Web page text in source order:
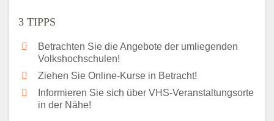
3 TIPPS
Betrachten Sie die Angebote der umliegenden
Volkshochschulen!
Ziehen Sie Online-Kurse in Betracht!
Informieren Sie sich über VHS-Veranstaltungsorte
in der Nähe!